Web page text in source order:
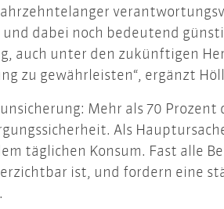
dabei noch bedeutend
auch unter den zukünftigen
zu gewährleisten“, ergänzt
Mehr als 70 Prozent
Als
täglichen Konsum. Fast alle
ist, und fordern eine